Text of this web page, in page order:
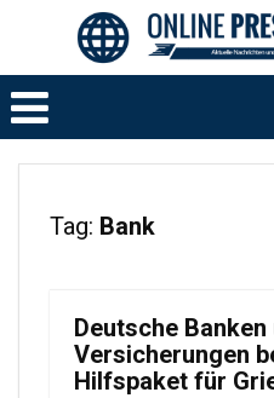
Tag: Bank
Deutsche Banken
Versicherungen
Hilfspaket für